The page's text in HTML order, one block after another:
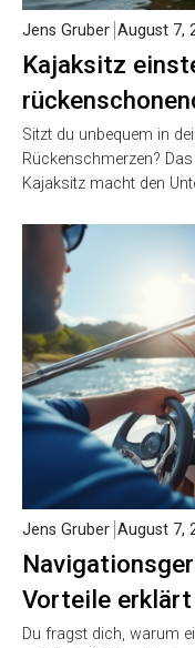
Kajaksitz
Jens Gruber August 7,
Sitzt du unbequem in
Rückenschmerzen?
Kajaksitz macht den
Vorteile erklärt
Jens Gruber August 7,
Du fragst dich, warum